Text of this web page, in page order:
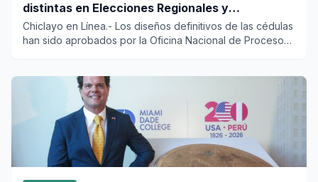
distintas en Elecciones Regionales y
Municipales
Chiclayo en Línea.- Los diseños definitivos de las cédulas
han sido aprobados por la Oficina Nacional de Procesos